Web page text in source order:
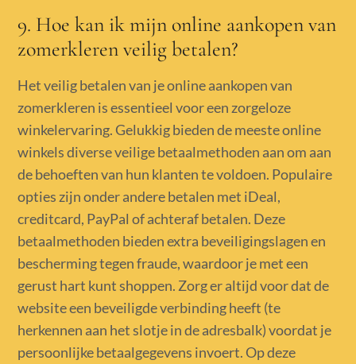
9. Hoe kan ik mijn online aankopen van
zomerkleren veilig betalen?
Het veilig betalen van je online aankopen van
zomerkleren is essentieel voor een zorgeloze
winkelervaring. Gelukkig bieden de meeste online
winkels diverse veilige betaalmethoden aan om aan
de behoeften van hun klanten te voldoen. Populaire
opties zijn onder andere betalen met iDeal,
creditcard, PayPal of achteraf betalen. Deze
betaalmethoden bieden extra beveiligingslagen en
bescherming tegen fraude, waardoor je met een
gerust hart kunt shoppen. Zorg er altijd voor dat de
website een beveiligde verbinding heeft (te
herkennen aan het slotje in de adresbalk) voordat je
persoonlijke betaalgegevens invoert. Op deze